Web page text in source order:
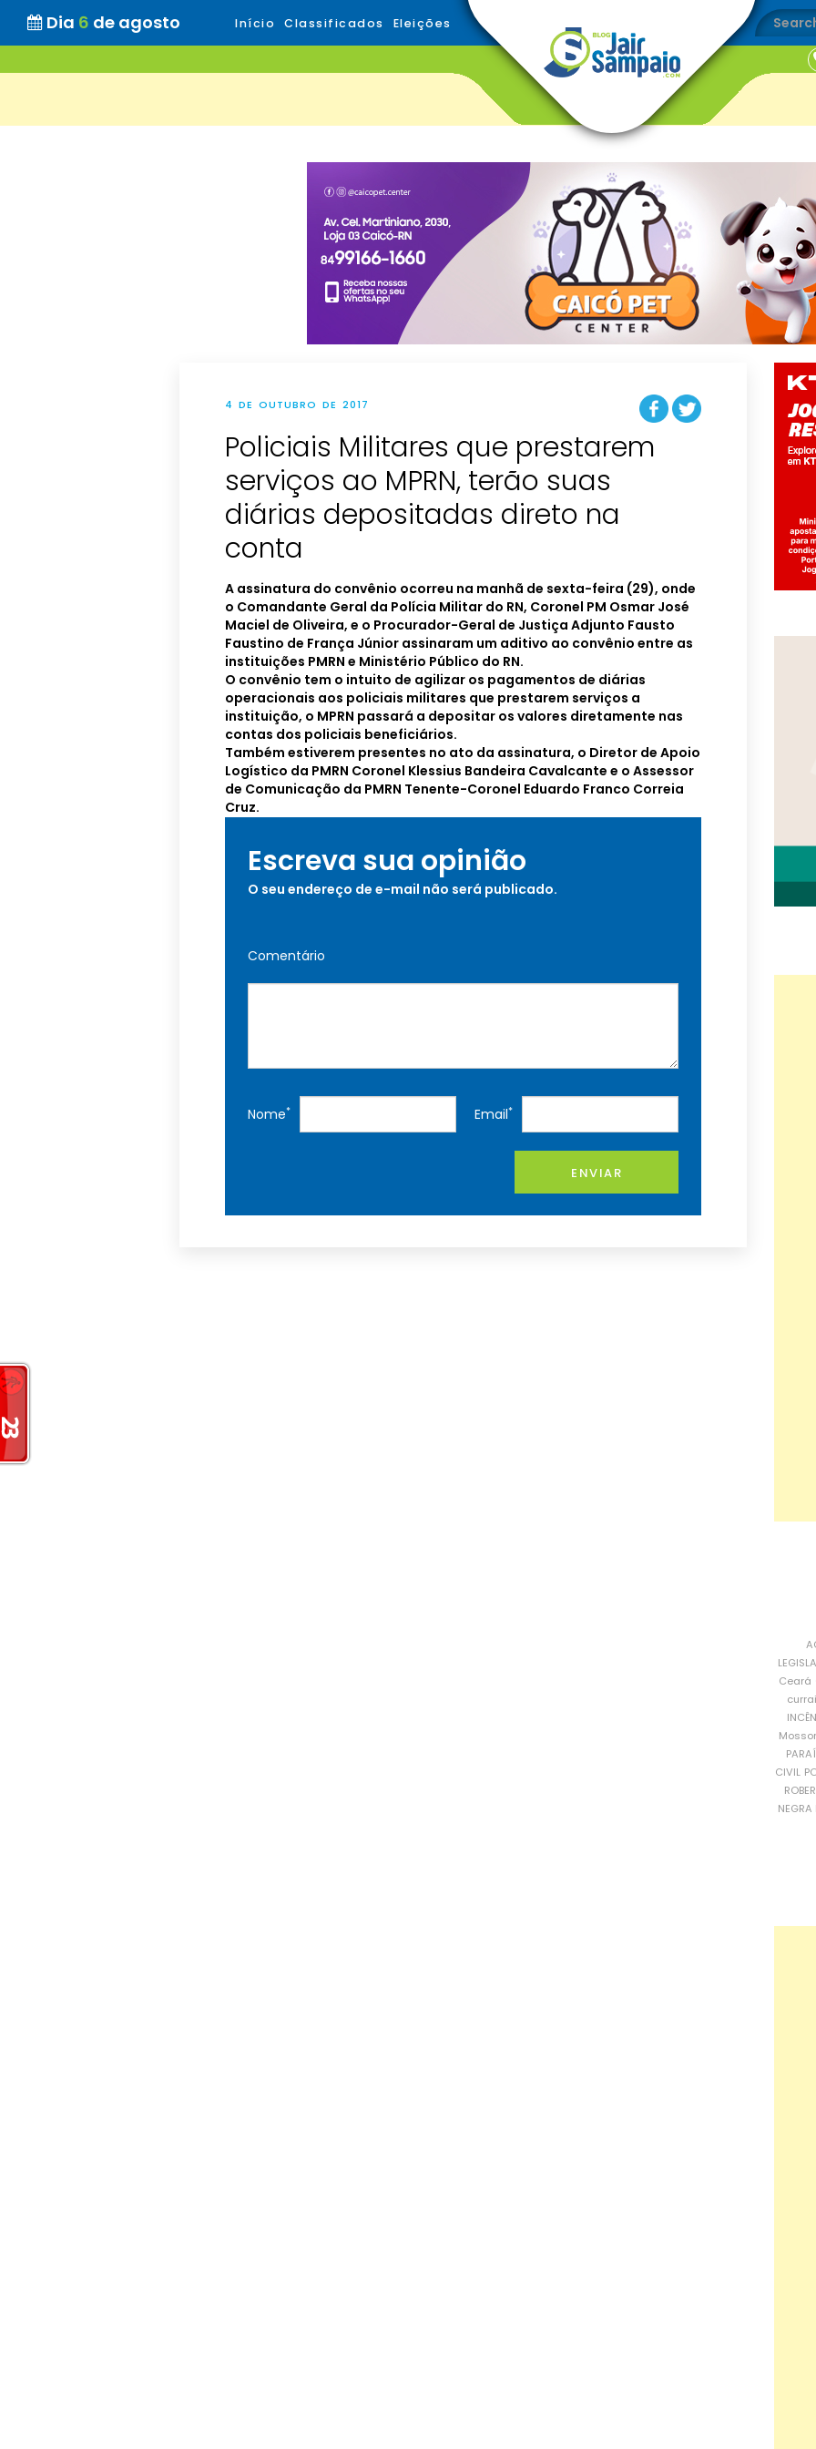
Dia 6 de agosto Início Classificados Eleições
4 DE OUTUBRO DE 2017
Policiais Militares que prestarem
serviços ao MPRN, terão suas
diárias depositadas direto na
conta
A assinatura do convênio ocorreu na manhã de sexta-feira (29), onde
o Comandante Geral da Polícia Militar do RN, Coronel PM Osmar José
Maciel de Oliveira, e o Procurador-Geral de Justiça Adjunto Fausto
Faustino de França Júnior assinaram um aditivo ao convênio entre as
instituições PMRN e Ministério Público do RN.
O convênio tem o intuito de agilizar os pagamentos de diárias
operacionais aos policiais militares que prestarem serviços a
instituição, o MPRN passará a depositar os valores diretamente nas
contas dos policiais beneficiários.
Também estiverem presentes no ato da assinatura, o Diretor de Apoio
Logístico da PMRN Coronel Klessius Bandeira Cavalcante e o Assessor
de Comunicação da PMRN Tenente-Coronel Eduardo Franco Correia
Cruz.
Escreva sua opinião
O seu endereço de e-mail não será publicado.
Comentário
Nome* Email*
ENVIAR
Ceará
CIVIL
NEGRA